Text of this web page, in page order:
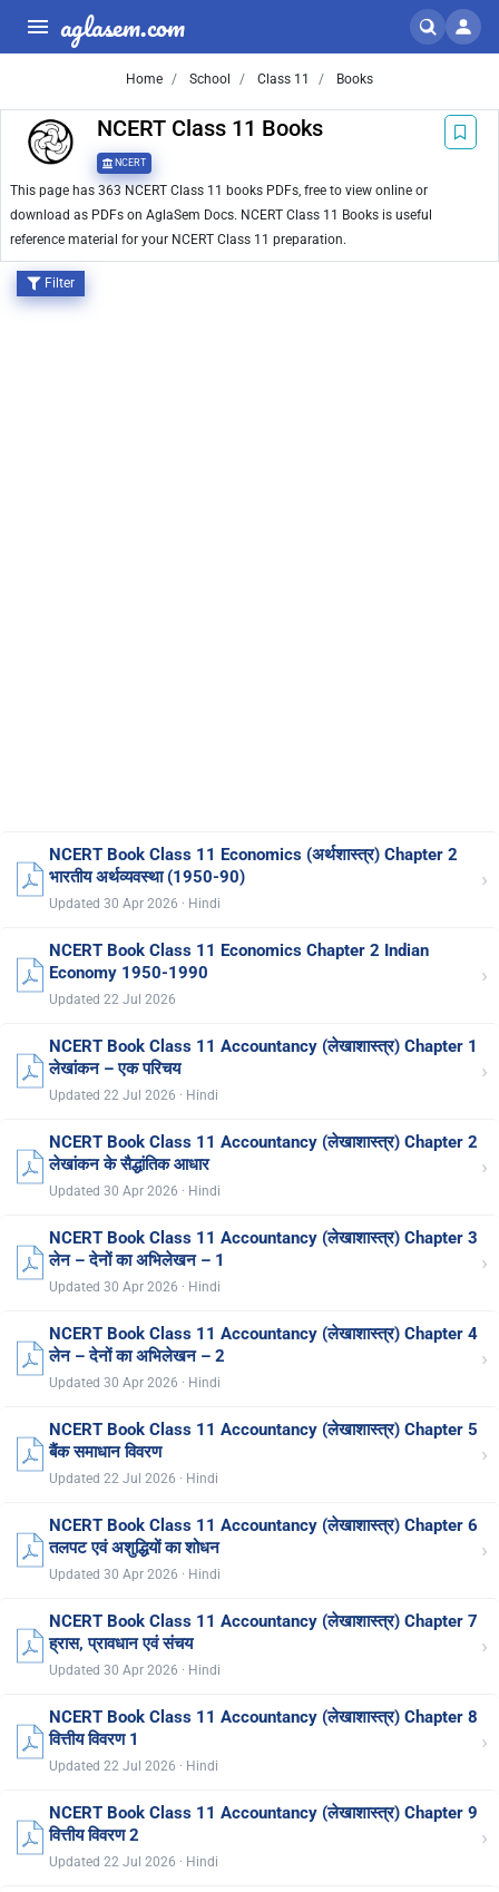
aglasem.com
Home School Class 11 Books
NCERT Class 11 Books
NCERT
This page has 363 NCERT Class 11 books PDFs, free to view online or
download as PDFs on AglaSem Docs. NCERT Class 11 Books is useful
reference material for your NCERT Class 11 preparation.
Filter
NCERT Book Class 11 Economics (अर्थशास्त्र) Chapter 2
भारतीय अर्थव्यवस्था (1950-90)
Updated 30 Apr 2026 · Hindi
›
NCERT Book Class 11 Economics Chapter 2 Indian
Economy 1950-1990
Updated 22 Jul 2026
›
NCERT Book Class 11 Accountancy (लेखाशास्त्र) Chapter 1
लेखांकन – एक परिचय
Updated 22 Jul 2026 · Hindi
›
NCERT Book Class 11 Accountancy (लेखाशास्त्र) Chapter 2
लेखांकन के सैद्धांतिक आधार
Updated 30 Apr 2026 · Hindi
›
NCERT Book Class 11 Accountancy (लेखाशास्त्र) Chapter 3
लेन – देनों का अभिलेखन – 1
Updated 30 Apr 2026 · Hindi
›
NCERT Book Class 11 Accountancy (लेखाशास्त्र) Chapter 4
लेन – देनों का अभिलेखन – 2
Updated 30 Apr 2026 · Hindi
›
NCERT Book Class 11 Accountancy (लेखाशास्त्र) Chapter 5
बैंक समाधान विवरण
Updated 22 Jul 2026 · Hindi
›
NCERT Book Class 11 Accountancy (लेखाशास्त्र) Chapter 6
तलपट एवं अशुद्धियों का शोधन
Updated 30 Apr 2026 · Hindi
›
NCERT Book Class 11 Accountancy (लेखाशास्त्र) Chapter 7
ह्रास, प्रावधान एवं संचय
Updated 30 Apr 2026 · Hindi
›
NCERT Book Class 11 Accountancy (लेखाशास्त्र) Chapter 8
वित्तीय विवरण 1
Updated 22 Jul 2026 · Hindi
›
NCERT Book Class 11 Accountancy (लेखाशास्त्र) Chapter 9
वित्तीय विवरण 2
Updated 22 Jul 2026 · Hindi
›